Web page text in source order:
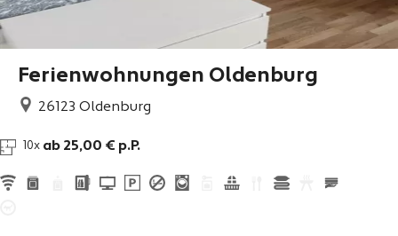
Ferienwohnungen Oldenburg
26123 Oldenburg
10x ab 25,00 € p.P.